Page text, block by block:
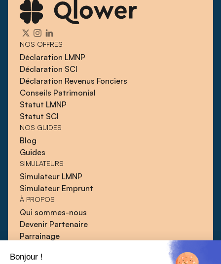
Bonjour !
NOS OFFRES
Déclaration LMNP
Déclaration SCI
Déclaration Revenus Fonciers
Conseils Patrimonial
Statut LMNP
Statut SCI
NOS GUIDES
Blog
Guides
SIMULATEURS
Simulateur LMNP
Simulateur Emprunt
À PROPOS
Qui sommes-nous
Devenir Partenaire
Parrainage
Guides